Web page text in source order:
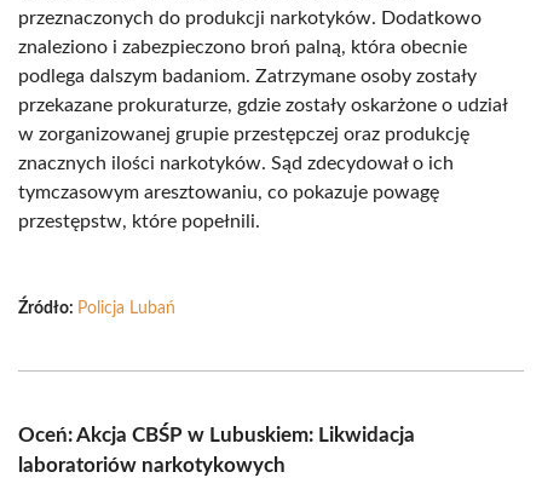
przeznaczonych do produkcji narkotyków. Dodatkowo
znaleziono i zabezpieczono broń palną, która obecnie
podlega dalszym badaniom. Zatrzymane osoby zostały
przekazane prokuraturze, gdzie zostały oskarżone o udział
w zorganizowanej grupie przestępczej oraz produkcję
znacznych ilości narkotyków. Sąd zdecydował o ich
tymczasowym aresztowaniu, co pokazuje powagę
przestępstw, które popełnili.
Źródło: Policja Lubań
Oceń: Akcja CBŚP w Lubuskiem: Likwidacja
laboratoriów narkotykowych